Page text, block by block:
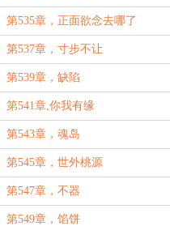
第535章，正面欲念去哪了
第537章，寸步不让
第539章，缺陷
第541章,你我有缘
第543章，魂岛
第545章，世外桃源
第547章，不器
第549章，馅饼